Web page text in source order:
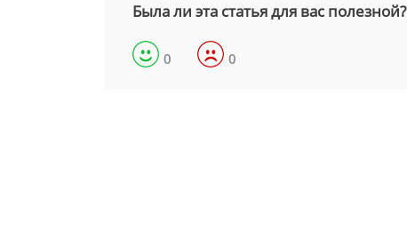
Была ли эта статья для вас полезной?
0 0